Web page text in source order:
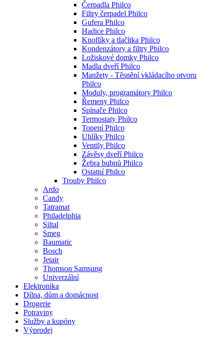
Čerpadla Philco
Filtry čerpadel Philco
Gufera Philco
Hadice Philco
Knoflíky a tlačítka Philco
Kondenzátory a filtry Philco
Ložiskové domky Philco
Madla dveří Philco
Manžety - Těsnění vkládacího otvoru
Philco
Moduly, programátory Philco
Řemeny Philco
Spínače Philco
Termostaty Philco
Topení Philco
Uhlíky Philco
Ventily Philco
Závěsy dveří Philco
Žebra bubnů Philco
Ostatní Philco
Trouby Philco
Ardo
Candy
Tatramat
Philadelphia
Siltal
Smeg
Baumatic
Bosch
Jetair
Thomson Samsung
Univerzální
Elektronika
Dílna, dům a domácnost
Drogerie
Potraviny
Služby a kupóny
Výprodej